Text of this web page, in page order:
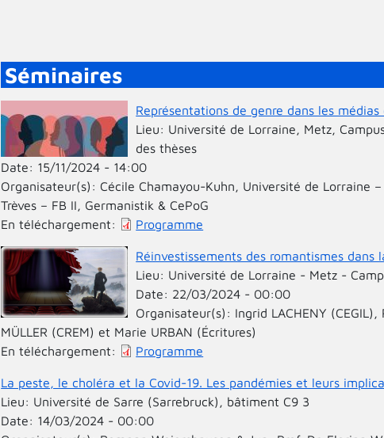
Séminaires
Représentations de genre dans les
Lieu: Université de Lorraine, Metz,
des thèses
Date: 15/11/2024 - 14:00
Organisateur(s):Cécile Chamayou-Kuhn, Université de Lorraine
Trèves – FB II, Germanistik & CePoG
En téléchargement:
Programme
Réinvestissements des romantismes dans
Lieu: Université de Lorraine - Metz -
Date: 22/03/2024 - 00:00
Organisateur(s): Ingrid LACHENY
MÜLLER (CREM) et Marie URBAN (Écritures)
En téléchargement:
Programme
La peste, le choléra et la Covid-19. Les pandémies et leurs
Lieu: Université de Sarre (Sarrebruck), bâtiment C9 3
Date: 14/03/2024 - 00:00